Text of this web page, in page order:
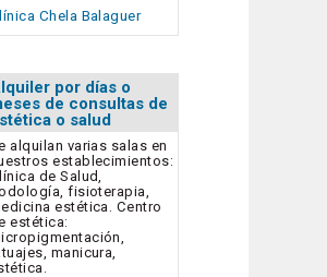
Chela Balaguer
por días o
de consultas de
o salud
alquilan varias salas en
establecimientos:
de Salud,
fisioterapia,
estética. Centro
estética:
manicura,